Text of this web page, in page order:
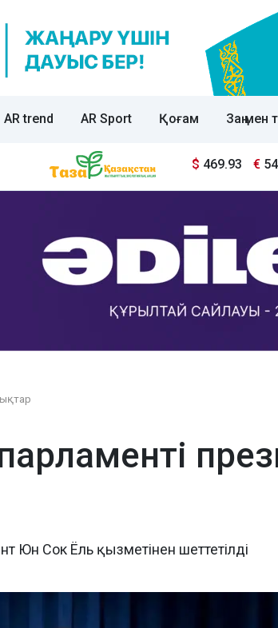
AR trend AR Sport Қоғам Заң мен
$ 469.93 €
парламенті
Юн Сок Ёль қызметінен шеттетілді